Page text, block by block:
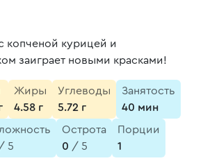
копченой курицей и
заиграет новыми красками!
Жиры
4.58 г
Углеводы
5.72 г
Занятость
40 мин
/ 5
Острота
0 / 5
Порции
1